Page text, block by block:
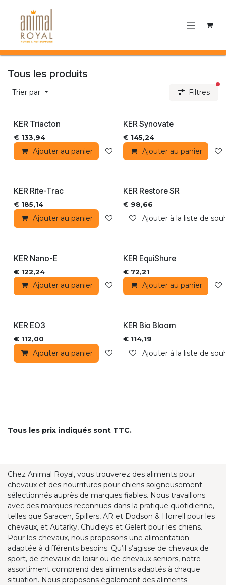
Tous les produits
Trier par Filtres
KER Triacton
€ 133,94
Ajouter au panier Ajouter à la liste de souhaits
KER Synovate
€ 145,24
Ajouter au panier
KER Rite-Trac
€ 185,14
Ajouter au panier Ajouter à la liste de souhaits
KER Restore SR
€ 98,66
Ajouter à la liste de
KER Nano-E
€ 122,24
Ajouter au panier Ajouter à la liste de souhaits
KER EquiShure
€ 72,21
Ajouter au panier
KER EO3
€ 112,00
Ajouter au panier Ajouter à la liste de souhaits
KER Bio Bloom
€ 114,19
Ajouter à la liste de
Tous les prix indiqués sont TTC.
Chez Animal Royal, vous trouverez des aliments pour
chevaux et des nourritures pour chiens soigneusement
sélectionnés auprès de marques fiables. Nous travaillons
avec des marques reconnues dans la pratique quotidienne,
telles que Saracen, Spillers, AR et Dodson & Horrell pour les
chevaux, et Autarky, Chudleys et Gelert pour les chiens.
Pour les chevaux, nous proposons une alimentation
adaptée à différents besoins. Qu’il s’agisse de chevaux de
sport, de chevaux de loisir ou de chevaux seniors, notre
assortiment comprend des aliments adaptés à chaque
situation. Nous proposons également des aliments